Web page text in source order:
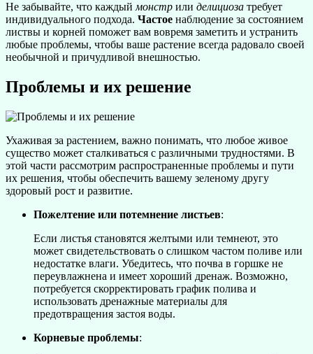
Не забывайте, что каждый монстр или делициоза требует
индивидуального подхода. Частое наблюдение за состоянием
листвы и корней поможет вам вовремя заметить и устранить
любые проблемы, чтобы ваше растение всегда радовало своей
необычной и причудливой внешностью.
Проблемы и их решение
Ухаживая за растением, важно понимать, что любое живое
существо может сталкиваться с различными трудностями. В
этой части рассмотрим распространенные проблемы и пути
их решения, чтобы обеспечить вашему зеленому другу
здоровый рост и развитие.
Пожелтение или потемнение листьев:
Если листья становятся желтыми или темнеют, это
может свидетельствовать о слишком частом поливе или
недостатке влаги. Убедитесь, что почва в горшке не
переувлажнена и имеет хороший дренаж. Возможно,
потребуется скорректировать график полива и
использовать дренажные материалы для
предотвращения застоя воды.
Корневые проблемы: